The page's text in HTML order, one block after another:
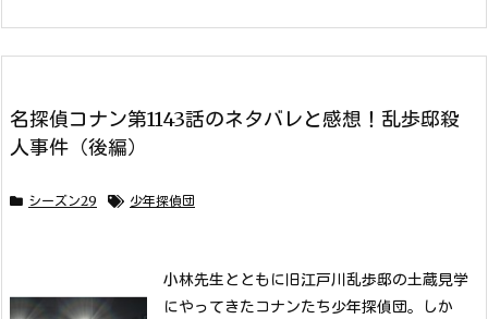
名探偵コナン第1143話のネタバレと感想！乱歩邸殺
人事件（後編）
シーズン29 少年探偵団
小林先生とともに旧江戸川乱歩邸の土蔵見学
にやってきたコナンたち少年探偵団。しか